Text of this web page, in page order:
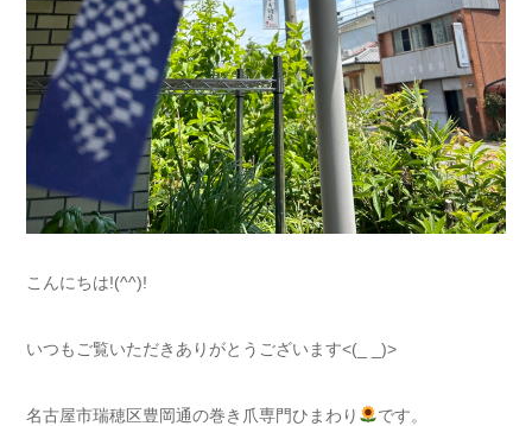
こんにちは!(^^)!
いつもご覧いただきありがとうございます<(_ _)>
名古屋市瑞穂区豊岡通の巻き爪専門ひまわり です。